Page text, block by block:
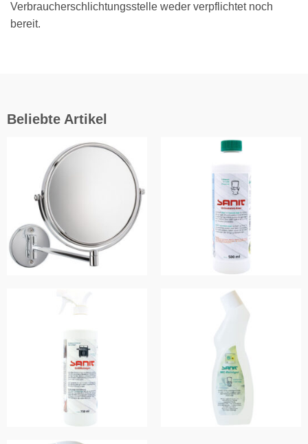
Verbraucherschlichtungsstelle weder verpflichtet noch
bereit.
Beliebte Artikel